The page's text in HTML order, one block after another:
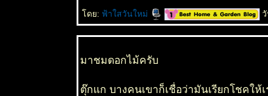
ดย: ฟ้าใสวันใหม่
มาชมดอกไม้ครับ
ตุ๊กแก บางคนเขาก็เชื่อว่ามันเรียกโชคให้